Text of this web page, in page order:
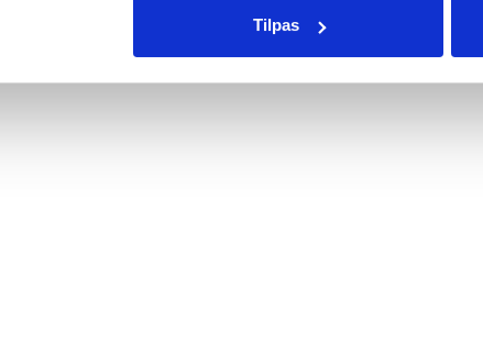
Tilpas
449kr.